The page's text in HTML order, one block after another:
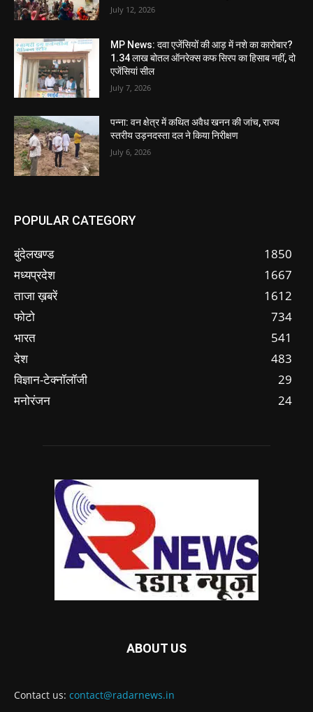
July 12, 2026
MP News: दवा एजेंसियों की आड़ में नशे का कारोबार?
1.34 लाख बोतल ऑनरेक्स कफ सिरप का हिसाब नहीं, दो
एजेंसियां सील
July 7, 2026
पन्ना: वन क्षेत्र में कथित अवैध खनन की जांच, राज्य
स्तरीय उड़नदस्ता दल ने किया निरीक्षण
July 6, 2026
POPULAR CATEGORY
बुंदेलखण्ड
1850
मध्यप्रदेश
1667
ताजा ख़बरें
1612
फोटो
734
भारत
541
देश
483
विज्ञान-टेक्नॉलॉजी
29
मनोरंजन
24
ABOUT US
Contact us: contact@radarnews.in